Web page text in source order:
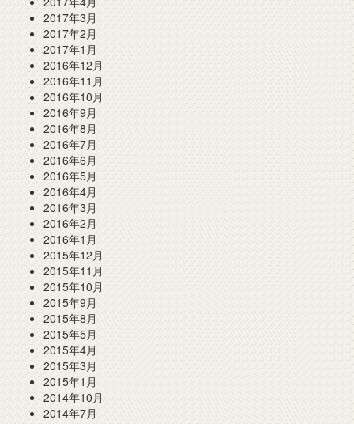
2017年3月
2017年2月
2017年1月
2016年12月
2016年11月
2016年10月
2016年9月
2016年8月
2016年7月
2016年6月
2016年5月
2016年4月
2016年3月
2016年2月
2016年1月
2015年12月
2015年11月
2015年10月
2015年9月
2015年8月
2015年5月
2015年4月
2015年3月
2015年1月
2014年10月
2014年7月